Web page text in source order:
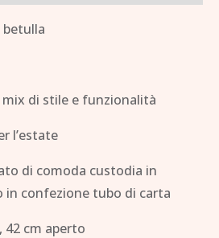
di stile e funzionalità
l’estate
di comoda custodia in
in confezione tubo di carta
42 cm aperto